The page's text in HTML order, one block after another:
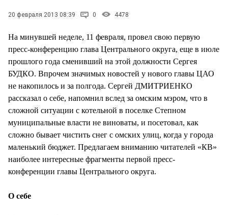
20 февраля 2013 08:39 0 4478
На минувшей неделе, 11 февраля, провел свою первую
пресс-конференцию глава Центрального округа, еще в июле
прошлого года сменивший на этой должности Сергея
БУДКО. Впрочем значимых новостей у нового главы ЦАО
не накопилось и за полгода. Сергей ДМИТРИЕНКО
рассказал о себе, напомнил вслед за омским мэром, что в
сложной ситуации с котельной в поселке Степном
муниципальные власти не виноваты, и посетовал, как
сложно бывает чистить снег с омских улиц, когда у города
маленький бюджет. Предлагаем вниманию читателей «КВ»
наиболее интересные фрагменты первой пресс-
конференции главы Центрального округа.
О себе